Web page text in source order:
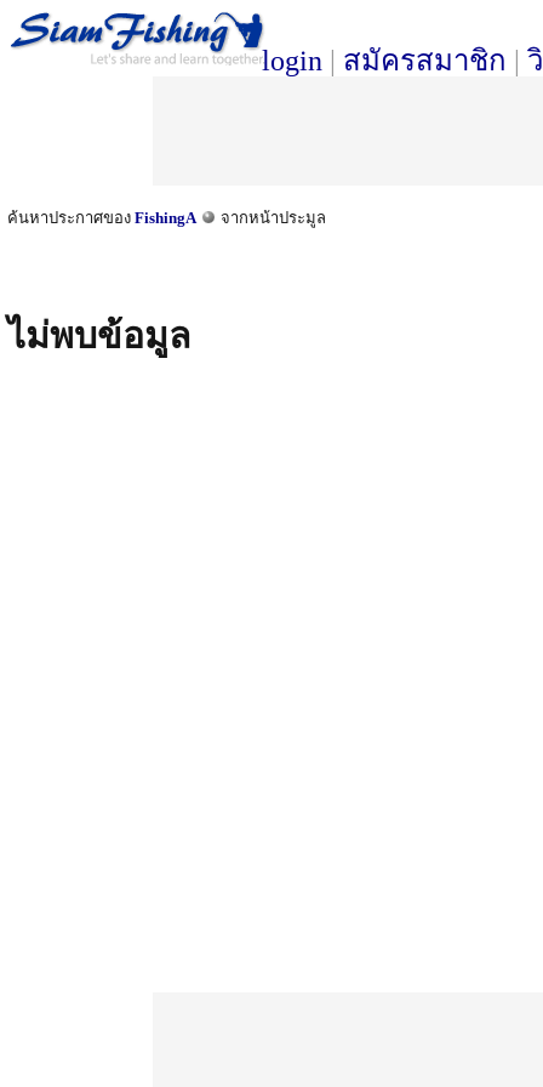
login | สมัครสมาชิก |
ค้นหาประกาศของ FishingA จากหน้าประมูล
ไม่พบข้อมูล